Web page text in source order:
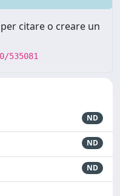
citare o creare un
ND
ND
ND